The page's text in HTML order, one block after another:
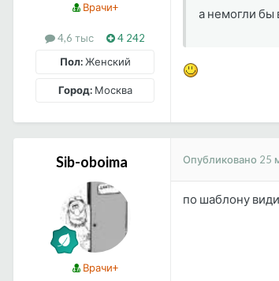
Врачи+
4,6 тыс
4 242
Пол:Женский
Город:Москва
а немогли бы
Sib-oboima
Врачи+
Опубликовано 25
по шаблону